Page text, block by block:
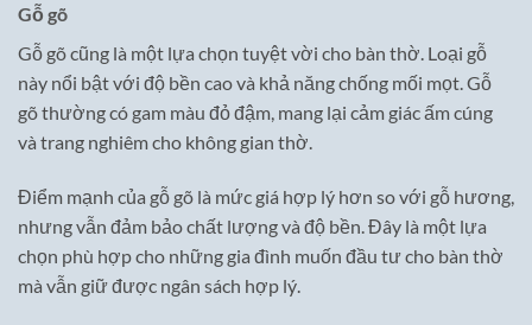
Gỗ gõ
Gỗ gõ cũng là một lựa chọn tuyệt vời cho bàn thờ. Loại gỗ
này nổi bật với độ bền cao và khả năng chống mối mọt. Gỗ
gõ thường có gam màu đỏ đậm, mang lại cảm giác ấm cúng
và trang nghiêm cho không gian thờ.
Điểm mạnh của gỗ gõ là mức giá hợp lý hơn so với gỗ hương,
nhưng vẫn đảm bảo chất lượng và độ bền. Đây là một lựa
chọn phù hợp cho những gia đình muốn đầu tư cho bàn thờ
mà vẫn giữ được ngân sách hợp lý.